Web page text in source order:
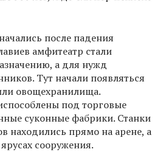
после падения
амфитеатр стали
а для нужд
Тут начали появляться
овощехранилища.
под торговые
суконные фабрики. Станки
находились прямо на арене, а
сооружения.